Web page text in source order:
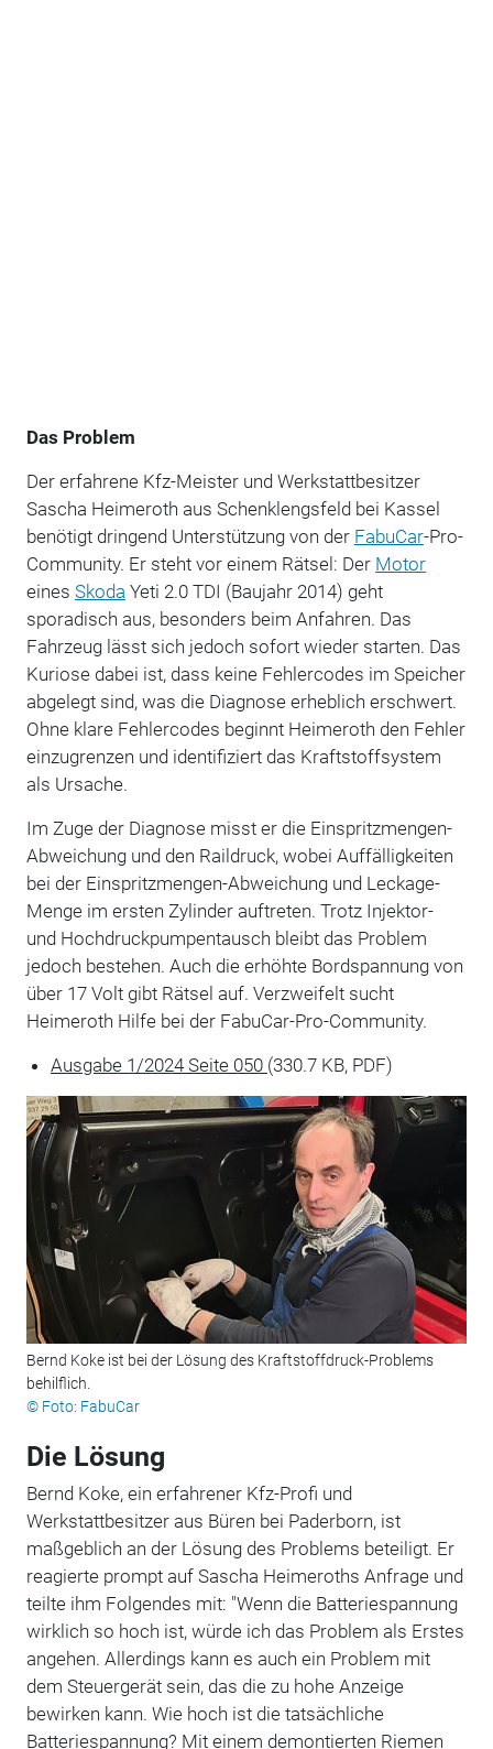
Das Problem
Der erfahrene Kfz-Meister und Werkstattbesitzer
Sascha Heimeroth aus Schenklengsfeld bei Kassel
benötigt dringend Unterstützung von der FabuCar-Pro-
Community. Er steht vor einem Rätsel: Der Motor
eines Skoda Yeti 2.0 TDI (Baujahr 2014) geht
sporadisch aus, besonders beim Anfahren. Das
Fahrzeug lässt sich jedoch sofort wieder starten. Das
Kuriose dabei ist, dass keine Fehlercodes im Speicher
abgelegt sind, was die Diagnose erheblich erschwert.
Ohne klare Fehlercodes beginnt Heimeroth den Fehler
einzugrenzen und identifiziert das Kraftstoffsystem
als Ursache.
Im Zuge der Diagnose misst er die Einspritzmengen-
Abweichung und den Raildruck, wobei Auffälligkeiten
bei der Einspritzmengen-Abweichung und Leckage-
Menge im ersten Zylinder auftreten. Trotz Injektor-
und Hochdruckpumpentausch bleibt das Problem
jedoch bestehen. Auch die erhöhte Bordspannung von
über 17 Volt gibt Rätsel auf. Verzweifelt sucht
Heimeroth Hilfe bei der FabuCar-Pro-Community.
Ausgabe 1/2024 Seite 050 (330.7 KB, PDF)
Bernd Koke ist bei der Lösung des Kraftstoffdruck-Problems
behilflich.
© Foto: FabuCar
Die Lösung
Bernd Koke, ein erfahrener Kfz-Profi und
Werkstattbesitzer aus Büren bei Paderborn, ist
maßgeblich an der Lösung des Problems beteiligt. Er
reagierte prompt auf Sascha Heimeroths Anfrage und
teilte ihm Folgendes mit: "Wenn die Batteriespannung
wirklich so hoch ist, würde ich das Problem als Erstes
angehen. Allerdings kann es auch ein Problem mit
dem Steuergerät sein, das die zu hohe Anzeige
bewirken kann. Wie hoch ist die tatsächliche
Batteriespannung? Mit einem demontierten Riemen